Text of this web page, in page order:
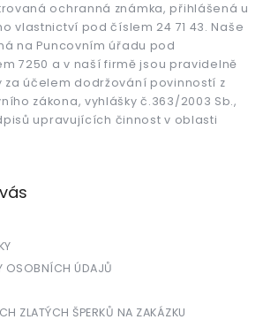
ochranná známka, přihlášená u
vlastnictví pod číslem 24 71 43. Naše
na Puncovním úřadu pod
7250 a v naší firmě jsou pravidelně
za účelem dodržování povinností z
zákona, vyhlášky č.363/2003 Sb.,
upravujících činnost v oblasti
OSOBNÍCH ÚDAJŮ
ZLATÝCH ŠPERKŮ NA ZAKÁZKU